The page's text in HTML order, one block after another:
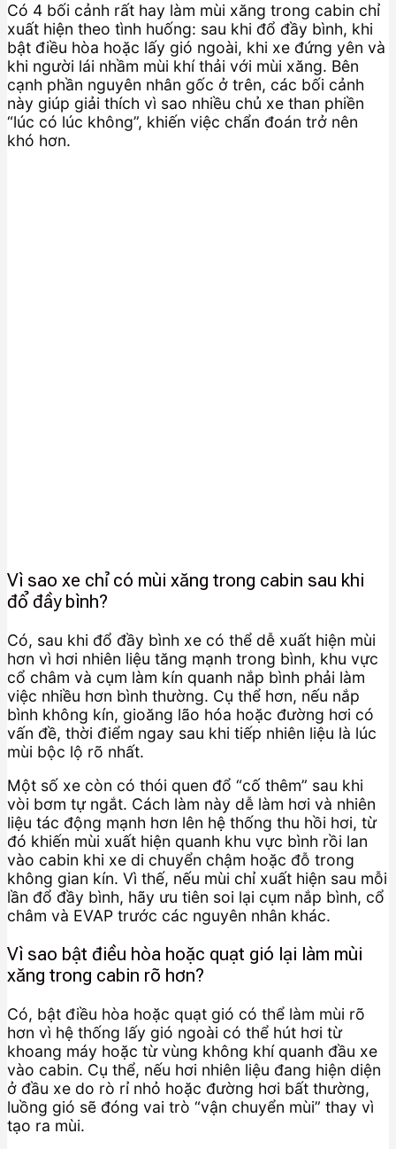
Có 4 bối cảnh rất hay làm mùi xăng trong cabin chỉ
xuất hiện theo tình huống: sau khi đổ đầy bình, khi
bật điều hòa hoặc lấy gió ngoài, khi xe đứng yên và
khi người lái nhầm mùi khí thải với mùi xăng. Bên
cạnh phần nguyên nhân gốc ở trên, các bối cảnh
này giúp giải thích vì sao nhiều chủ xe than phiền
“lúc có lúc không”, khiến việc chẩn đoán trở nên
khó hơn.
Vì sao xe chỉ có mùi xăng trong cabin sau khi
đổ đầy bình?
Có, sau khi đổ đầy bình xe có thể dễ xuất hiện mùi
hơn vì hơi nhiên liệu tăng mạnh trong bình, khu vực
cổ châm và cụm làm kín quanh nắp bình phải làm
việc nhiều hơn bình thường. Cụ thể hơn, nếu nắp
bình không kín, gioăng lão hóa hoặc đường hơi có
vấn đề, thời điểm ngay sau khi tiếp nhiên liệu là lúc
mùi bộc lộ rõ nhất.
Một số xe còn có thói quen đổ “cố thêm” sau khi
vòi bơm tự ngắt. Cách làm này dễ làm hơi và nhiên
liệu tác động mạnh hơn lên hệ thống thu hồi hơi, từ
đó khiến mùi xuất hiện quanh khu vực bình rồi lan
vào cabin khi xe di chuyển chậm hoặc đỗ trong
không gian kín. Vì thế, nếu mùi chỉ xuất hiện sau mỗi
lần đổ đầy bình, hãy ưu tiên soi lại cụm nắp bình, cổ
châm và EVAP trước các nguyên nhân khác.
Vì sao bật điều hòa hoặc quạt gió lại làm mùi
xăng trong cabin rõ hơn?
Có, bật điều hòa hoặc quạt gió có thể làm mùi rõ
hơn vì hệ thống lấy gió ngoài có thể hút hơi từ
khoang máy hoặc từ vùng không khí quanh đầu xe
vào cabin. Cụ thể, nếu hơi nhiên liệu đang hiện diện
ở đầu xe do rò rỉ nhỏ hoặc đường hơi bất thường,
luồng gió sẽ đóng vai trò “vận chuyển mùi” thay vì
tạo ra mùi.